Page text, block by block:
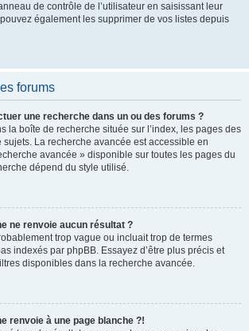
de contrôle de l’utilisateur en saisissant leur
également les supprimer de vos listes depuis
forums
une recherche dans un ou des forums ?
la boîte de recherche située sur l’index, les pages des
La recherche avancée est accessible en
avancée » disponible sur toutes les pages du
dépend du style utilisé.
ne renvoie aucun résultat ?
trop vague ou incluait trop de termes
indexés par phpBB. Essayez d’être plus précis et
disponibles dans la recherche avancée.
renvoie à une page blanche ?!